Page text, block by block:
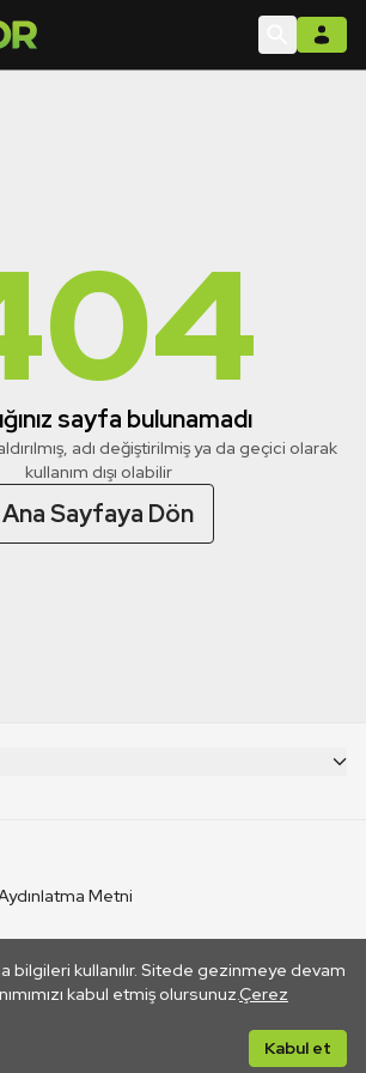
sayfa bulunamadı
adı değiştirilmiş ya da geçici olarak
kullanım dışı olabilir
Ana Sayfaya Dön
bilgileri kullanılır. Sitede gezinmeye devam
kabul etmiş olursunuz.Çerez
Kabul et
Metni
©2026 TRT. Bağlantı yoluyla gidilen dış